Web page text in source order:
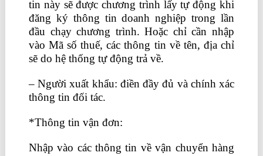
tin này sẽ được chương trình lấy tự động khi
đăng ký thông tin doanh nghiệp trong lần
đầu chạy chương trình. Hoặc chỉ cần nhập
vào Mã số thuế, các thông tin về tên, địa chỉ
sẽ do hệ thống tự động trả về.
– Người xuất khẩu: điền đầy đủ và chính xác
thông tin đối tác.
*Thông tin vận đơn:
Nhập vào các thông tin về vận chuyển hàng